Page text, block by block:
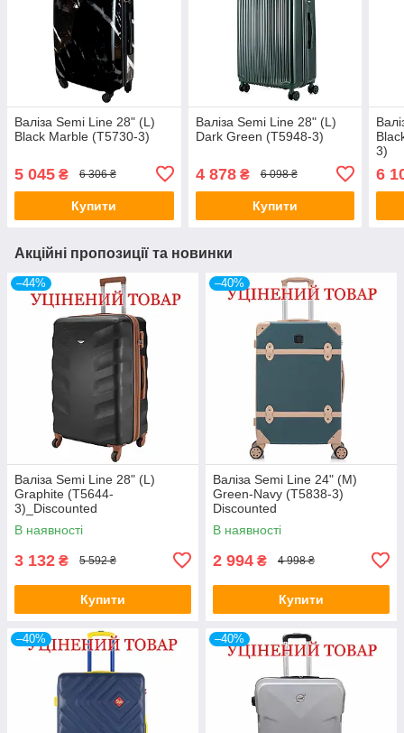
Валіза Semi Line 28" (L)
Black Marble (T5730-3)
5 045 ₴ 6 306 ₴
Купити
Валіза Semi Line 28" (L)
Dark Green (T5948-3)
4 878₴ 6 098 ₴
Купити
3)
6
Акційні пропозиції та новинки
–44%
Валіза Semi Line 28" (L)
Graphite (T5644-
3)_Discounted
В наявності
3 132 ₴ 5 592 ₴
Купити
–40%
Валіза Semi Line 24" (M)
Green-Navy (T5838-3)
Discounted
В наявності
2 994 ₴ 4 998 ₴
Купити
–40% –40%